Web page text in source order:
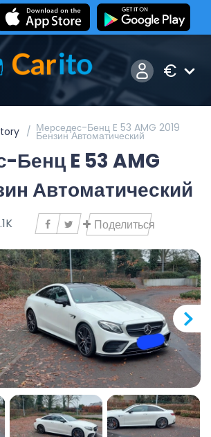
€
Мерседес-Бенц E 53 AMG 2019
Бензин Автоматический
Бенц E 53 AMG
Автоматический
Поделиться